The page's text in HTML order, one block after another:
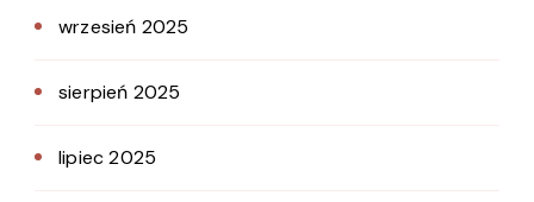
wrzesień 2025
sierpień 2025
lipiec 2025